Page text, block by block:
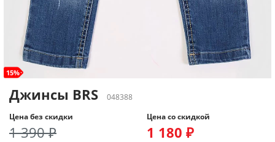
15%
Джинсы BRS
048388
Цена без скидки
1 390 ₽
Цена со скидкой
1 180 ₽